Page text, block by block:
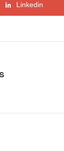
Linkedin